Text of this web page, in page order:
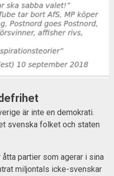
är inte en demokrati.
svenska folket och staten
partier som agerar i sina
miljontals icke-svenskar